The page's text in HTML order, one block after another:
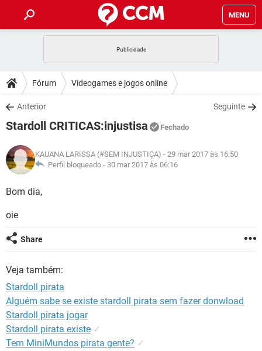
MENU
CELULAR FACEBOOK
OUTLOOK
INSTAGRAM GMAIL
GUIA DE COMPRAS
DICAS
JOGOS WHATSAPP
INSTAGRAM GMAIL
GUIA DE COMPRAS
DOWNLOADS
JOGOS WHATSAPP
CELULAR
OUTLOOK EXCEL
INSTAGRAM
JOGOS WHATSAPP
CELULAR
OUTLOOK
INSTAGRAM
GUIA DE COMPRAS
GLOSSÁRIO
JOGOS
INSTAGRAM
GUIA DE COMPRAS
Fórum Videogames e jogos online
Anterior Seguinte
Stardoll CRITICAS:injustisa Fechado
KAUANA LARISSA (#SEM INJUSTIÇA) - 29 mar 2017 às 16:50
Perfil bloqueado - 30 mar 2017 às 06:16
Bom dia,
oie
Share
Veja também:
Stardoll pirata
Alguém sabe se existe stardoll pirata sem fazer donwload
Stardoll pirata jogar
Stardoll pirata existe ✓
Tem MiniMundos pirata gente? ✓